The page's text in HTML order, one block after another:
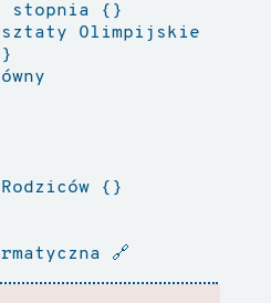
stopnia
Olimpijskie
🔗